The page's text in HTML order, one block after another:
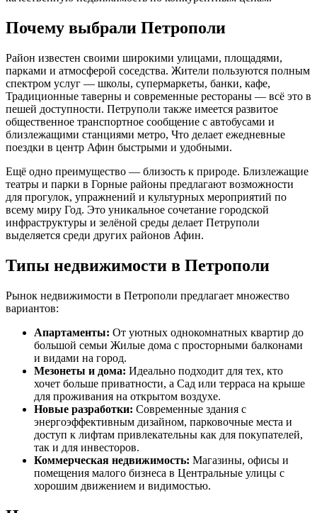
Почему выбрали Петрополи
Район известен своими широкими улицами, площадями,
парками и атмосферой соседства. Жители пользуются полным
спектром услуг — школы, супермаркеты, банки, кафе,
Традиционные таверны и современные рестораны — всё это в
пешей доступности. Петруполи также имеется развитое
общественное транспортное сообщение с автобусами и
близлежащими станциями метро, Что делает ежедневные
поездки в центр Афин быстрыми и удобными.
Ещё одно преимущество — близость к природе. Близлежащие
театры и парки в Горные районы предлагают возможности
для прогулок, упражнений и культурных мероприятий по
всему миру Год. Это уникальное сочетание городской
инфраструктуры и зелёной среды делает Петруполи
выделяется среди других районов Афин.
Типы недвижимости в Петрополи
Рынок недвижимости в Петрополи предлагает множество
вариантов:
Апартаменты: От уютных однокомнатных квартир до
большой семьи Жилые дома с просторными балконами
и видами на город.
Мезонеты и дома: Идеально подходит для тех, кто
хочет больше приватности, а Сад или терраса на крыше
для проживания на открытом воздухе.
Новые разработки: Современные здания с
энергоэффективным дизайном, парковочные места и
доступ к лифтам привлекательны как для покупателей,
так и для инвесторов.
Коммерческая недвижимость: Магазины, офисы и
помещения малого бизнеса в Центральные улицы с
хорошим движением и видимостью.